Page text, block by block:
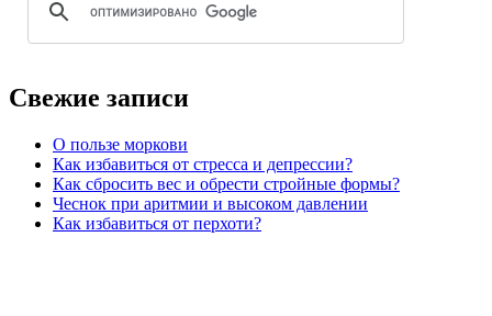
Свежие записи
О пользе моркови
Как избавиться от стресса и депрессии?
Как сбросить вес и обрести стройные формы?
Чеснок при аритмии и высоком давлении
Как избавиться от перхоти?